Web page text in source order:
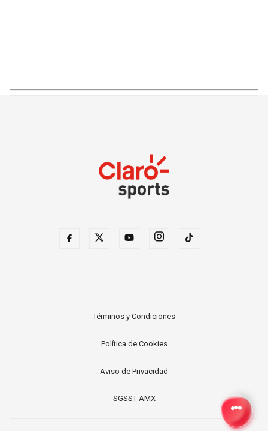
Términos y Condiciones
Política de Cookies
Aviso de Privacidad
SGSST AMX